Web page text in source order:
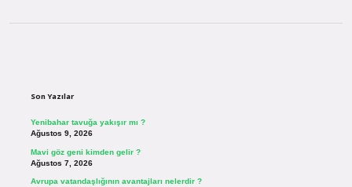
Son Yazılar
Yenibahar tavuğa yakışır mı ?
Ağustos 9, 2026
Mavi göz geni kimden gelir ?
Ağustos 7, 2026
Avrupa vatandaşlığının avantajları nelerdir ?